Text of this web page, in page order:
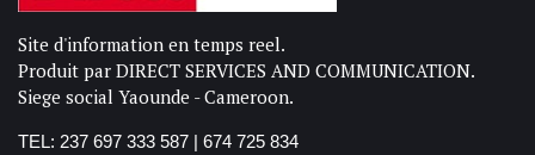
Site d'information en temps reel.
Produit par DIRECT SERVICES AND COMMUNICATION.
Siege social Yaounde - Cameroon.
TEL: 237 697 333 587 | 674 725 834